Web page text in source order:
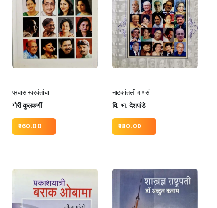
प्रवास स्वरवंतांचा
गौरी कुलकर्णी
160.00
नाटकांतली माणसं
वि. भा. देशपांडे
180.00